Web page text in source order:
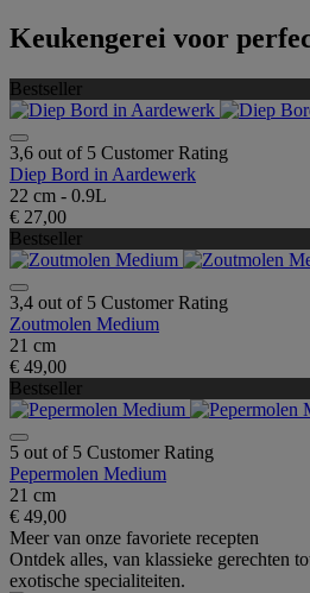
Keukengerei voor
Bestseller
3,6 out of 5 Customer Rating
Diep Bord in Aardewerk
22 cm - 0.9L
€ 27,00
Bestseller
3,4 out of 5 Customer Rating
Zoutmolen Medium
21 cm
€ 49,00
Bestseller
5 out of 5 Customer Rating
Pepermolen Medium
21 cm
€ 49,00
Meer van onze favoriete recepten
Ontdek alles, van klassieke gerechten
exotische specialiteiten.